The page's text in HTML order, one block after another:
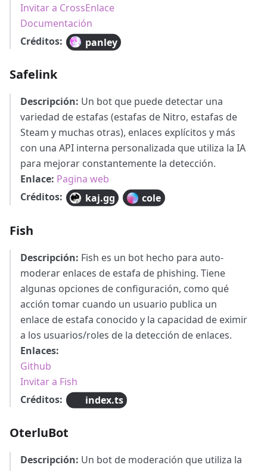
Invitar a CrossEnlace
Documentación
Créditos:
panley
Safelink
Descripción: Un bot que puede detectar una
variedad de estafas (estafas de Nitro, estafas de
Steam y muchas otras), enlaces explícitos y más
con una API interna personalizada que utiliza la IA
para mejorar constantemente la detección.
Enlace: Pagina web
Créditos:
kaj.gg cole
Fish
Descripción: Fish es un bot hecho para auto-
moderar enlaces de estafa de phishing. Tiene
algunas opciones de configuración, como qué
acción tomar cuando un usuario publica un
enlace de estafa conocido y la capacidad de eximir
a los usuarios/roles de la detección de enlaces.
Enlaces:
Github
Invitar a Fish
Créditos:
index.ts
OterluBot
Descripción: Un bot de moderación que utiliza la